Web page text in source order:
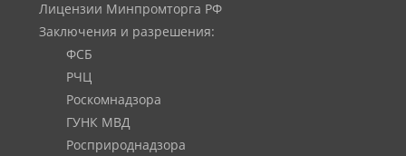
Лицензии Минпромторга РФ
Заключения и разрешения:
ФСБ
РЧЦ
Роскомнадзора
ГУНК МВД
Росприроднадзора